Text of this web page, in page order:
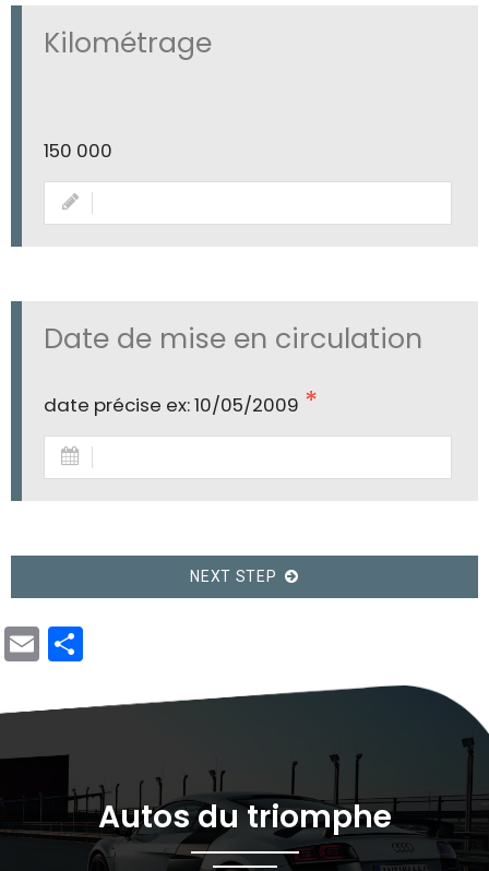
Kilométrage
150 000
Date de mise en circulation
date précise ex: 10/05/2009
NEXT STEP
Email
Autos du triomphe